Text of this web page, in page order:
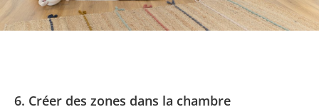
6. Créer des zones dans la chambre